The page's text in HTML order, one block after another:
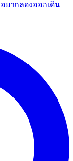
อยากลองออกเดิน